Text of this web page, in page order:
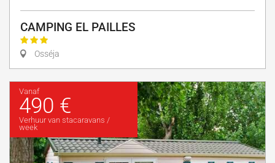
CAMPING EL PAILLES
Osséja
Vanaf
490 €
Verhuur van stacaravans /
week